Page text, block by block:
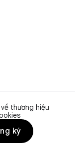
thương hiệu
ký